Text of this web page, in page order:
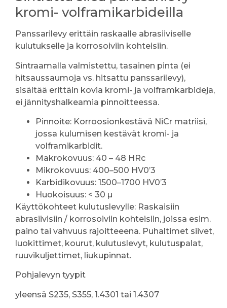
kromi- volframikarbideilla
Panssarilevy erittäin raskaalle abrasiiviselle
kulutukselle ja korrosoiviin kohteisiin.
Sintraamalla valmistettu, tasainen pinta (ei
hitsaussaumoja vs. hitsattu panssarilevy),
sisältää erittäin kovia kromi- ja volframkarbideja,
ei jännityshalkeamia pinnoitteessa.
Pinnoite: Korroosionkestävä NiCr matriisi,
jossa kulumisen kestävät kromi- ja
volframikarbidit.
Makrokovuus: 40 – 48 HRc
Mikrokovuus: 400–500 HV0’3
Karbidikovuus: 1500–1700 HV0’3
Huokoisuus: < 30 µ
Käyttökohteet kulutuslevylle: Raskaisiin
abrasiivisiin / korrosoiviin kohteisiin, joissa esim.
paino tai vahvuus rajoitteeena. Puhaltimet siivet,
luokittimet, kourut, kulutuslevyt, kulutuspalat,
ruuvikuljettimet, liukupinnat.
Pohjalevyn tyypit
yleensä S235, S355, 1.4301 tai 1.4307